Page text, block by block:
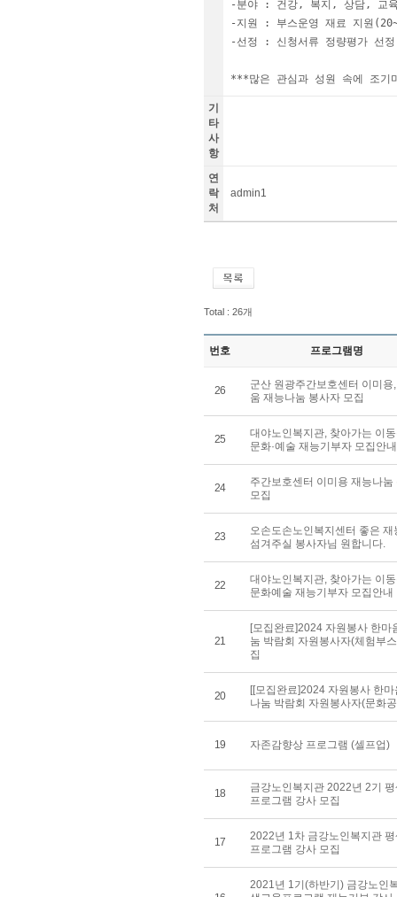
-분야 : 건강, 복지, 상담, 교
-지원 : 부스운영 재료 지원
-선정 : 신청서류 정량평가 선정
***많은 관심과 성원 속에 조기
기
타
사
항
연
락
처
admin1
Total : 26개
번호 프로그램명
26
군산 원광주간보호센터 이미용
움 재능나눔 봉사자 모집
25
대야노인복지관, 찾아가는 이
문화·예술 재능기부자 모집안내
24
주간보호센터 이미용 재능나눔
모집
23
오손도손노인복지센터 좋은 재
섬겨주실 봉사자님 원합니다.
22
대야노인복지관, 찾아가는 이
문화예술 재능기부자 모집안내
21
[모집완료]2024 자원봉사 한마
눔 박람회 자원봉사자(체험부
집
20
[[모집완료]2024 자원봉사 한마
나눔 박람회 자원봉사자(문화
19 자존감향상 프로그램 (셀프업)
18
금강노인복지관 2022년 2기
프로그램 강사 모집
17
2022년 1차 금강노인복지관
프로그램 강사 모집
2021년 1기(하반기) 금강노인